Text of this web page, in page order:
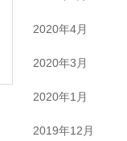
2020年4月
2020年3月
2020年1月
2019年12月